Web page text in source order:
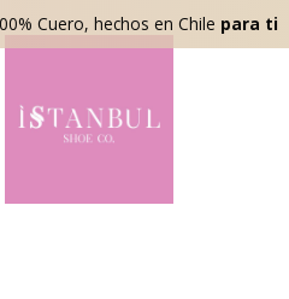
Cuero, hechos en Chile para ti